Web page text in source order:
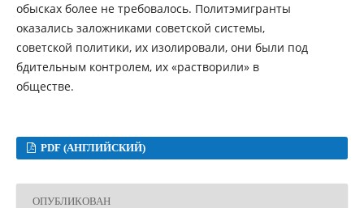
обысках более не требовалось. Политэмигранты
оказались заложниками советской системы,
советской политики, их изолировали, они были под
бдительным контролем, их «растворили» в
обществе.
PDF (АНГЛИЙСКИЙ)
ОПУБЛИКОВАН